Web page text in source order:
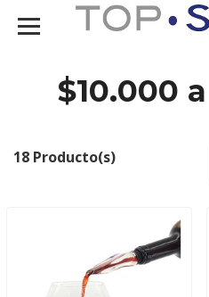
$10.000
18 Producto(s)